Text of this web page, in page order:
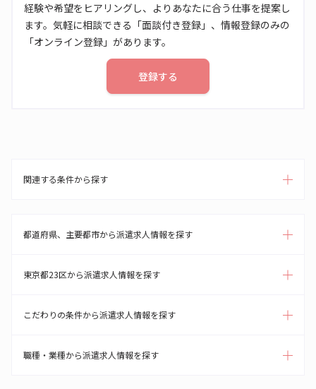
経験や希望をヒアリングし、よりあなたに合う仕事を提案し
ます。気軽に相談できる「面談付き登録」、情報登録のみの
「オンライン登録」があります。
登録する
関連する条件から探す
都道府県、主要都市から派遣求人情報を探す
東京都23区から派遣求人情報を探す
こだわりの条件から派遣求人情報を探す
職種・業種から派遣求人情報を探す